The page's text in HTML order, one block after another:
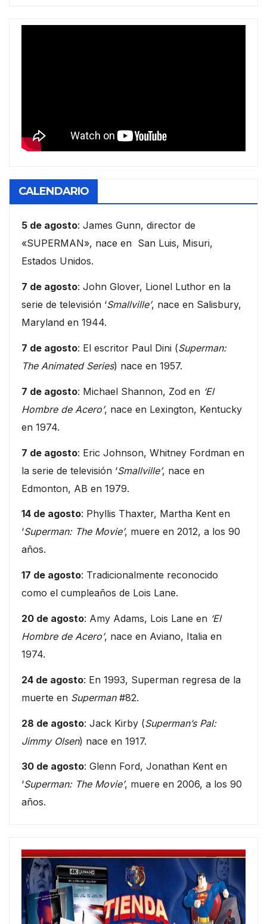
CALENDARIO
5 de agosto: James Gunn, director de
«SUPERMAN», nace en San Luis, Misuri,
Estados Unidos.
7 de agosto: John Glover, Lionel Luthor en la
serie de televisión ‘Smallville’, nace en Salisbury,
Maryland en 1944.
7 de agosto: El escritor Paul Dini (Superman:
The Animated Series) nace en 1957.
7 de agosto: Michael Shannon, Zod en ‘El
Hombre de Acero’, nace en Lexington, Kentucky
en 1974.
7 de agosto: Eric Johnson, Whitney Fordman en
la serie de televisión ‘Smallville’, nace en
Edmonton, AB en 1979.
14 de agosto: Phyllis Thaxter, Martha Kent en
‘Superman: The Movie’, muere en 2012, a los 90
años.
17 de agosto: Tradicionalmente reconocido
como el cumpleaños de Lois Lane.
20 de agosto: Amy Adams, Lois Lane en ‘El
Hombre de Acero’, nace en Aviano, Italia en
1974.
24 de agosto: En 1993, Superman regresa de la
muerte en Superman#82.
28 de agosto: Jack Kirby (Superman’s Pal:
Jimmy Olsen) nace en 1917.
30 de agosto: Glenn Ford, Jonathan Kent en
‘Superman: The Movie’, muere en 2006, a los 90
años.